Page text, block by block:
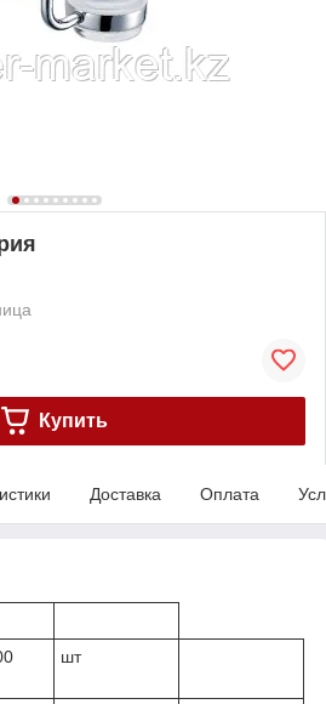
Купить
Доставка Оплата
шт